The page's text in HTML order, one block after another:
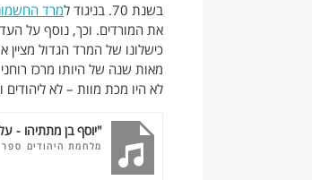
בשנת 70. בניגוד ל
מרד
את המורדים. וכך, נוסף על
כישלונו של המרד הגדול מציין
מאות שנה של היותו מרכז
לא היו מכת מוות – לא ליהודים
"יוסף בן מתתיהו -
מלחמת היהודים